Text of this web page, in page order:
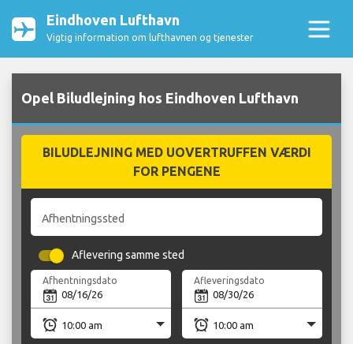
Eindhoven Lufthavn
Vigtig information om lufthavnen og tjenester
Opel Biludlejning hos Eindhoven Lufthavn
BILUDLEJNING MED UOVERTRUFFEN VÆRDI
FOR PENGENE
Afhentningssted
Aflevering samme sted
Afhentningsdato Afleveringsdato